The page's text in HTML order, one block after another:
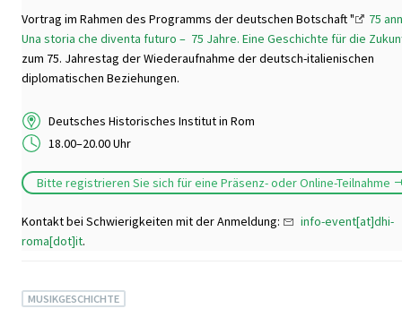
Vortrag im Rahmen des Programms der deutschen Botschaft "
75
Una storia che diventa futuro – 75 Jahre. Eine Geschichte für die
zum 75. Jahrestag der Wiederaufnahme der deutsch-italienischen
diplomatischen Beziehungen.
Deutsches Historisches Institut in Rom
18.00–20.00 Uhr
Bitte registrieren Sie sich für eine Präsenz- oder Online-Teilnahme
Kontakt bei Schwierigkeiten mit der Anmeldung:
info-event[at]dhi-
roma[dot]it.
MUSIKGESCHICHTE